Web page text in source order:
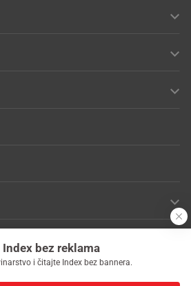
Index bez reklama
i čitajte Index bez bannera.